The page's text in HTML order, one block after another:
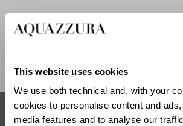
This website uses cookies
We use both technical and, with your
cookies to personalise content and
media features and to analyse our
EXPÉDITION ET RETOUR